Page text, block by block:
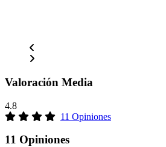
Valoración Media
4.8
11 Opiniones
11 Opiniones